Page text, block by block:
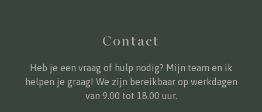
Contact
Heb je een vraag of hulp nodig? Mijn team en ik
helpen je graag! We zijn bereikbaar op werkdagen
van 9.00 tot 18.00 uur.